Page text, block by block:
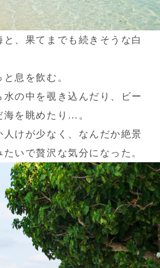
、果てまでも続きそうな白
息を飲む。
の中を覗き込んだり、ビー
海を眺めたり…。
けが少なく、なんだか絶景
いで贅沢な気分になった。